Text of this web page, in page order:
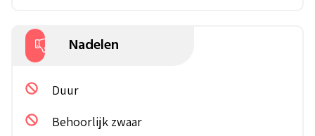
Nadelen
Duur
Behoorlijk zwaar